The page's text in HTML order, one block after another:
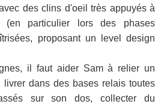
des clins d'oeil très appuyés à
(en particulier lors des phases
proposant un level design
il faut aider Sam à relier un
dans des bases relais toutes
sur son dos, collecter du